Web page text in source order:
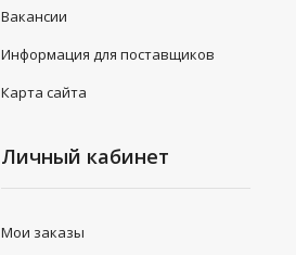
Вакансии
Информация для поставщиков
Карта сайта
Личный кабинет
Мои заказы